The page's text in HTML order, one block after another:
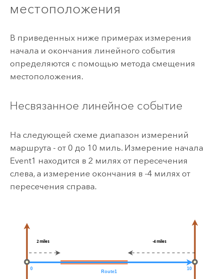
местоположения
В приведенных ниже примерах измерения
начала и окончания линейного события
определяются с помощью метода смещения
местоположения.
Несвязанное линейное событие
На следующей схеме диапазон измерений
маршрута - от 0 до 10 миль. Измерение начала
Event1 находится в 2 милях от пересечения
слева, а измерение окончания в -4 милях от
пересечения справа.